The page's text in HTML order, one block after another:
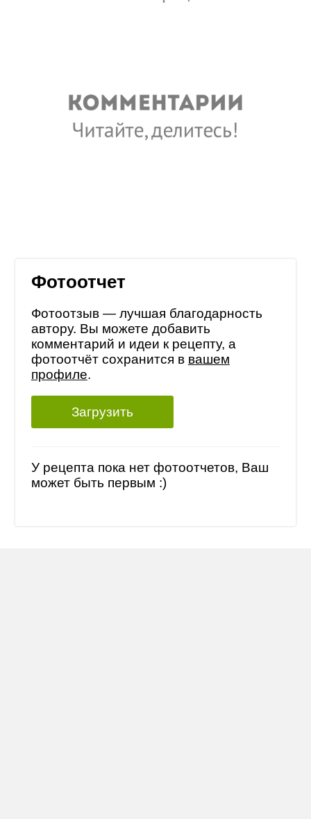
Фотоотчет
Фотоотзыв — лучшая благодарность
автору. Вы можете добавить
комментарий и идеи к рецепту, а
фотоотчёт сохранится в вашем
профиле.
Загрузить
У рецепта пока нет фотоотчетов, Ваш
может быть первым :)